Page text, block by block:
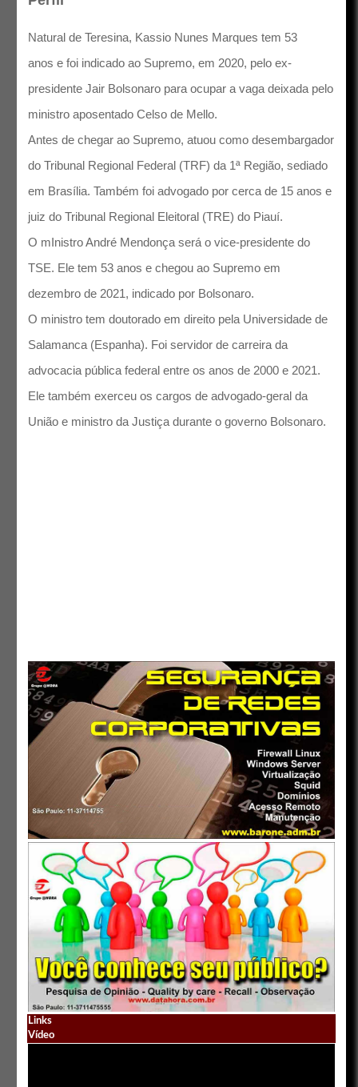
Natural de Teresina, Kassio Nunes Marques tem 53
anos e foi indicado ao Supremo, em 2020, pelo ex-
presidente Jair Bolsonaro para ocupar a vaga deixada pelo
ministro aposentado Celso de Mello.
Antes de chegar ao Supremo, atuou como desembargador
do Tribunal Regional Federal (TRF) da 1ª Região, sediado
em Brasília. Também foi advogado por cerca de 15 anos e
juiz do Tribunal Regional Eleitoral (TRE) do Piauí.
O mInistro André Mendonça será o vice-presidente do
TSE. Ele tem 53 anos e chegou ao Supremo em
dezembro de 2021, indicado por Bolsonaro.
O ministro tem doutorado em direito pela Universidade de
Salamanca (Espanha). Foi servidor de carreira da
advocacia pública federal entre os anos de 2000 e 2021.
Ele também exerceu os cargos de advogado-geral da
União e ministro da Justiça durante o governo Bolsonaro.
Links
Vídeo